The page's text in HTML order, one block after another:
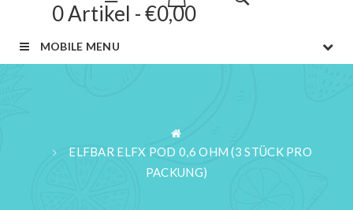
0 Artikel - €0,00
MOBILE MENU
ELFBAR ELFX POD 0,6 OHM (3 STÜCK PRO
PACKUNG)